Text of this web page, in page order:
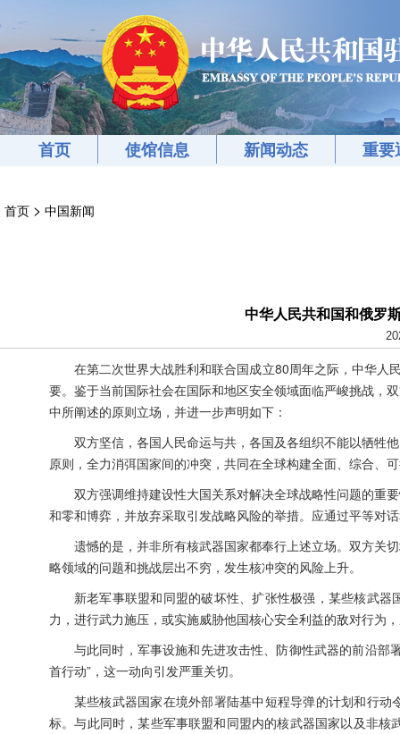
首页 使馆信息 新闻动态 重要
首页 > 中国新闻
中华人民共和国和俄罗
在第二次世界大战胜利和联合国成立80周年之际，中华人
要。鉴于当前国际社会在国际和地区安全领域面临严峻挑战，
中所阐述的原则立场，并进一步声明如下：
双方坚信，各国人民命运与共，各国及各组织不能以牺牲
原则，全力消弭国家间的冲突，共同在全球构建全面、综合、
双方强调维持建设性大国关系对解决全球战略性问题的重
和零和博弈，并放弃采取引发战略风险的举措。应通过平等对
遗憾的是，并非所有核武器国家都奉行上述立场。双方关
略领域的问题和挑战层出不穷，发生核冲突的风险上升。
新老军事联盟和同盟的破坏性、扩张性极强，某些核武
力，进行武力施压，或实施威胁他国核心安全利益的敌对行为
与此同时，军事设施和先进攻击性、防御性武器的前沿部
首行动”，这一动向引发严重关切。
某些核武器国家在境外部署陆基中短程导弹的计划和行
标。与此同时，某些军事联盟和同盟内的核武器国家以及非核